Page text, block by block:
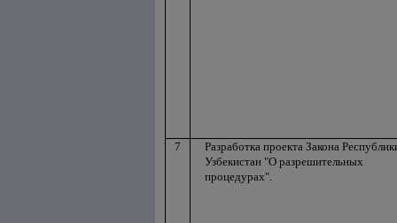
7
Разработка проекта Закона
Узбекистан "О разрешительных
процедурах".